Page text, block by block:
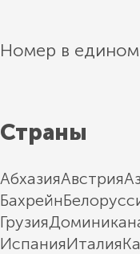
Номер в едином
Страны
АбхазияАвстрия
Бахрейн
Грузия
ИспанияИталия